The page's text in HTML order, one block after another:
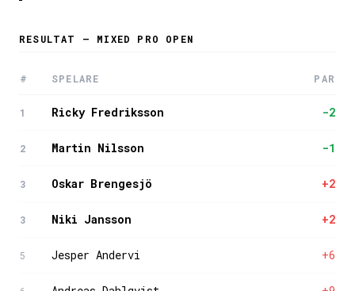
RESULTAT — MIXED PRO OPEN
# SPELARE PAR
1 Ricky Fredriksson -2
2 Martin Nilsson -1
3 Oskar Brengesjö +2
3 Niki Jansson +2
5 Jesper Andervi +6